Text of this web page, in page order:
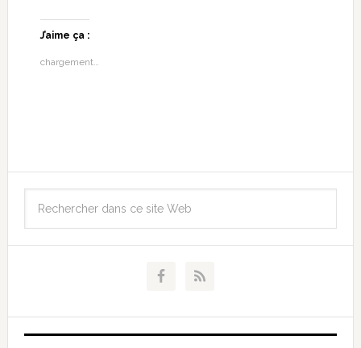
J’aime ça :
chargement…